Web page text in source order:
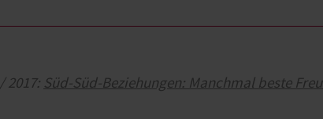
2017:Süd-Süd-Beziehungen: Manchmal beste